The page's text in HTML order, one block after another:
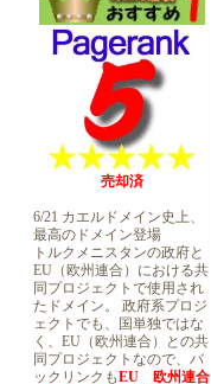
売却済
6/21 カエルドメイン史上、
最高のドメイン登場
トルクメニスタンの政府と
EU（欧州連合）における共
同プロジェクトで使用され
たドメイン。 政府系プロジ
ェクトでも、国単独ではな
く、EU（欧州連合）との共
同プロジェクトなので、バ
ックリンクもEU 欧州連合